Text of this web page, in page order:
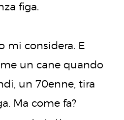
figa.
mi considera. E
un cane quando
un 70enne, tira
Ma come fa?